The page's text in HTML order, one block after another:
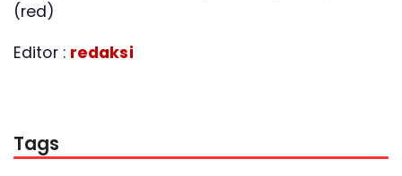
(red)
Editor : redaksi
Tags